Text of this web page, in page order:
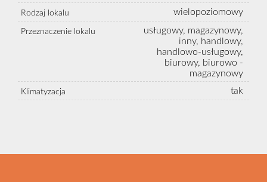
Rodzaj lokalu wielopoziomowy
Przeznaczenie lokalu
usługowy, magazynowy,
inny, handlowy,
handlowo-usługowy,
biurowy, biurowo -
magazynowy
Klimatyzacja tak